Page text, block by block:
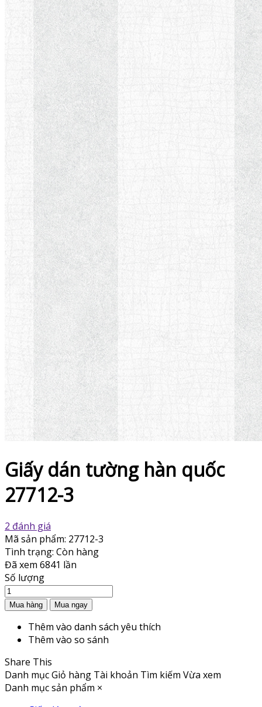
Giấy dán tường hàn quốc
27712-3
2 đánh giá
Mã sản phẩm: 27712-3
Tình trạng: Còn hàng
Đã xem 6841 lần
Số lượng
Thêm vào danh sách yêu thích
Thêm vào so sánh
Share This
Danh mụcGiỏ hàng Tài khoản Tìm kiếm Vừa xem
Danh mục sản phẩm ×